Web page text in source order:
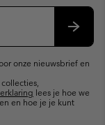
onze nieuwsbrief en
lees je hoe we
en hoe je je kunt